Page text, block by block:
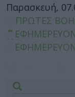
Παρασκευή,
ΠΡΩΤΕΣ